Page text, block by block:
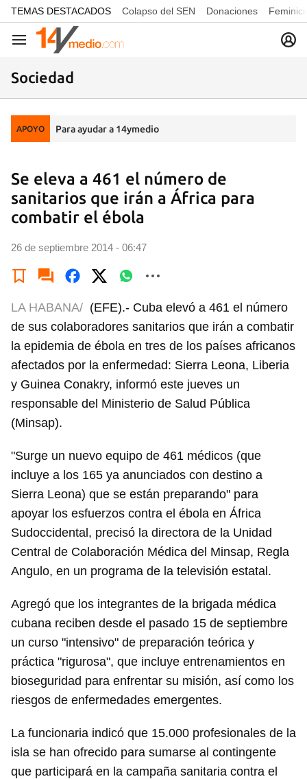
common.go-to-content
TEMAS DESTACADOS Colapso del SEN Donaciones
Navegación
Sociedad
APOYO Para ayudar a 14ymedio
Se eleva a 461 el número de
sanitarios que irán a África para
combatir el ébola
26 de septiembre 2014 - 06:47
LA HABANA/ (EFE).- Cuba elevó a 461 el número
de sus colaboradores sanitarios que irán a combatir
la epidemia de ébola en tres de los países africanos
afectados por la enfermedad: Sierra Leona, Liberia
y Guinea Conakry, informó este jueves un
responsable del Ministerio de Salud Pública
(Minsap).
"Surge un nuevo equipo de 461 médicos (que
incluye a los 165 ya anunciados con destino a
Sierra Leona) que se están preparando" para
apoyar los esfuerzos contra el ébola en África
Sudoccidental, precisó la directora de la Unidad
Central de Colaboración Médica del Minsap, Regla
Angulo, en un programa de la televisión estatal.
Agregó que los integrantes de la brigada médica
cubana reciben desde el pasado 15 de septiembre
un curso "intensivo" de preparación teórica y
práctica "rigurosa", que incluye entrenamientos en
bioseguridad para enfrentar su misión, así como los
riesgos de enfermedades emergentes.
La funcionaria indicó que 15.000 profesionales de la
isla se han ofrecido para sumarse al contingente
que participará en la campaña sanitaria contra el